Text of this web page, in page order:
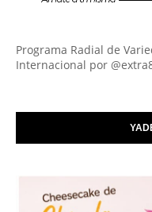
Programa Radial de
Internacional por